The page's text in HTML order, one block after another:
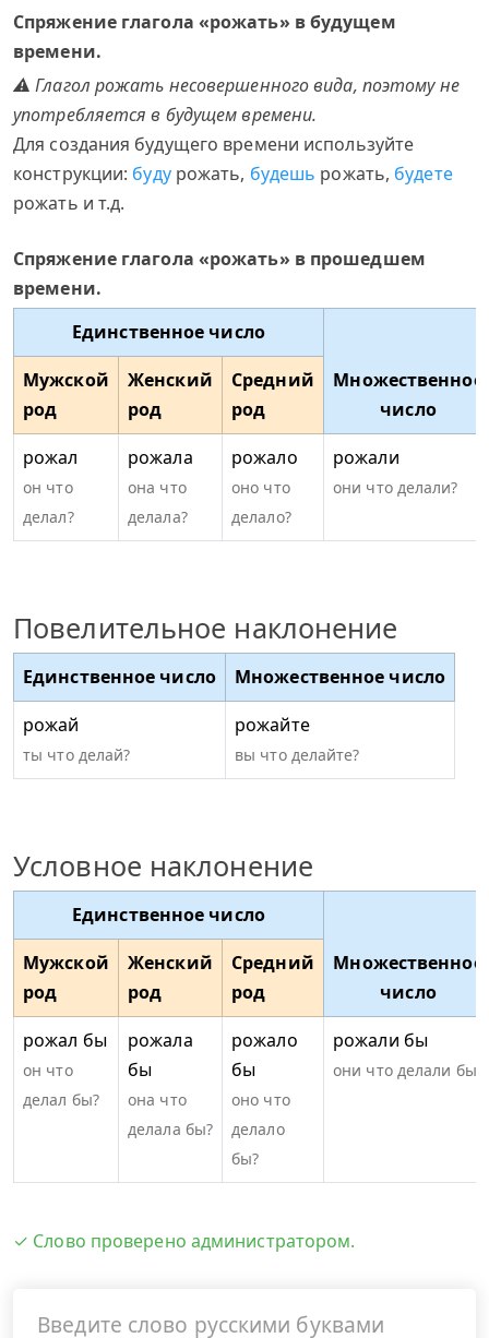
Спряжение глагола «рожать» в будущем
времени.
⚠ Глагол рожать несовершенного вида, поэтому не
употребляется в будущем времени.
Для создания будущего времени используйте
конструкции: будурожать, будешь рожать, будете
рожать и т.д.
Спряжение глагола «рожать» в прошедшем
времени.
Единственное число
Множественное
число
Мужской
род
Женский
род
Средний
род
рожал
он что
делал?
рожала
она что
делала?
рожало
оно что
делало?
рожали
они что делали?
Повелительное наклонение
Единственное число
Множественное число
рожай
ты что делай?
рожайте
вы что делайте?
Условное наклонение
Единственное число
Множественное
число
Мужской
род
Женский
род
Средний
род
рожал бы
он что
делал бы?
рожала
бы
она что
делала бы?
рожало
бы
оно что
делало
бы?
рожали бы
они что делали бы?
✓ Слово проверено администратором.